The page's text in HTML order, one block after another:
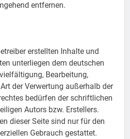
entfernen.
erstellten Inhalte und
unterliegen dem deutschen
Bearbeitung,
der Verwertung außerhalb der
bedürfen der schriftlichen
Autors bzw. Erstellers.
dieser Seite sind nur für den
Gebrauch gestattet.